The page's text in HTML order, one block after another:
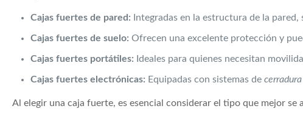
Cajas fuertes de pared: Integradas en la estructura de la
Cajas fuertes de suelo: Ofrecen una excelente protección y
Cajas fuertes portátiles: Ideales para quienes necesitan
Cajas fuertes electrónicas: Equipadas con sistemas de
Al elegir una caja fuerte, es esencial considerar el tipo que mejor se